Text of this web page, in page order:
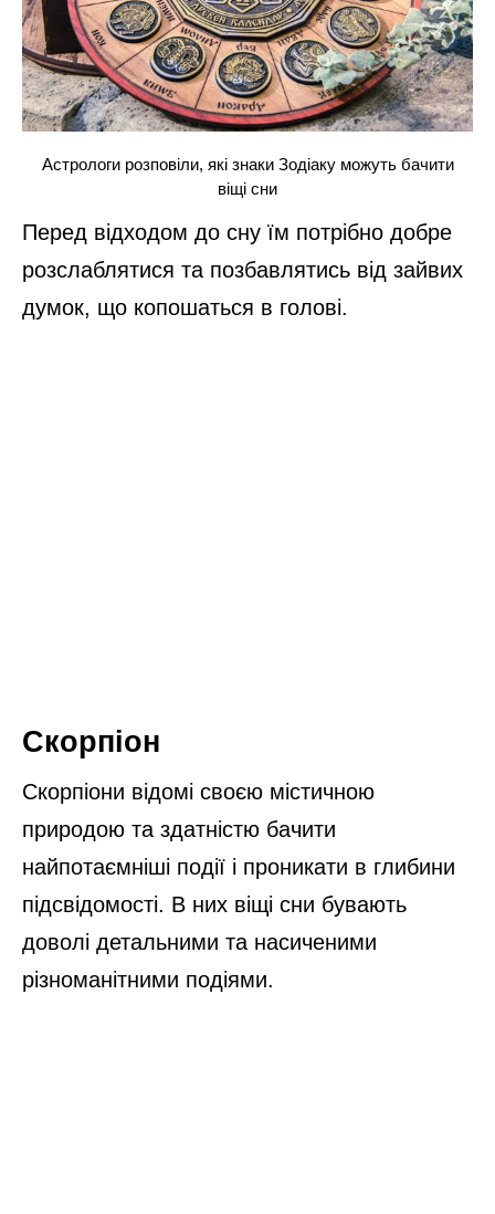
Астрологи розповіли, які знаки Зодіаку можуть бачити
віщі сни
Перед відходом до сну їм потрібно добре
розслаблятися та позбавлятись від зайвих
думок, що копошаться в голові.
Скорпіон
Скорпіони відомі своєю містичною
природою та здатністю бачити
найпотаємніші події і проникати в глибини
підсвідомості. В них віщі сни бувають
доволі детальними та насиченими
різноманітними подіями.